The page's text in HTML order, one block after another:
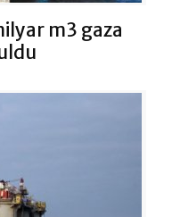
m3 gaza